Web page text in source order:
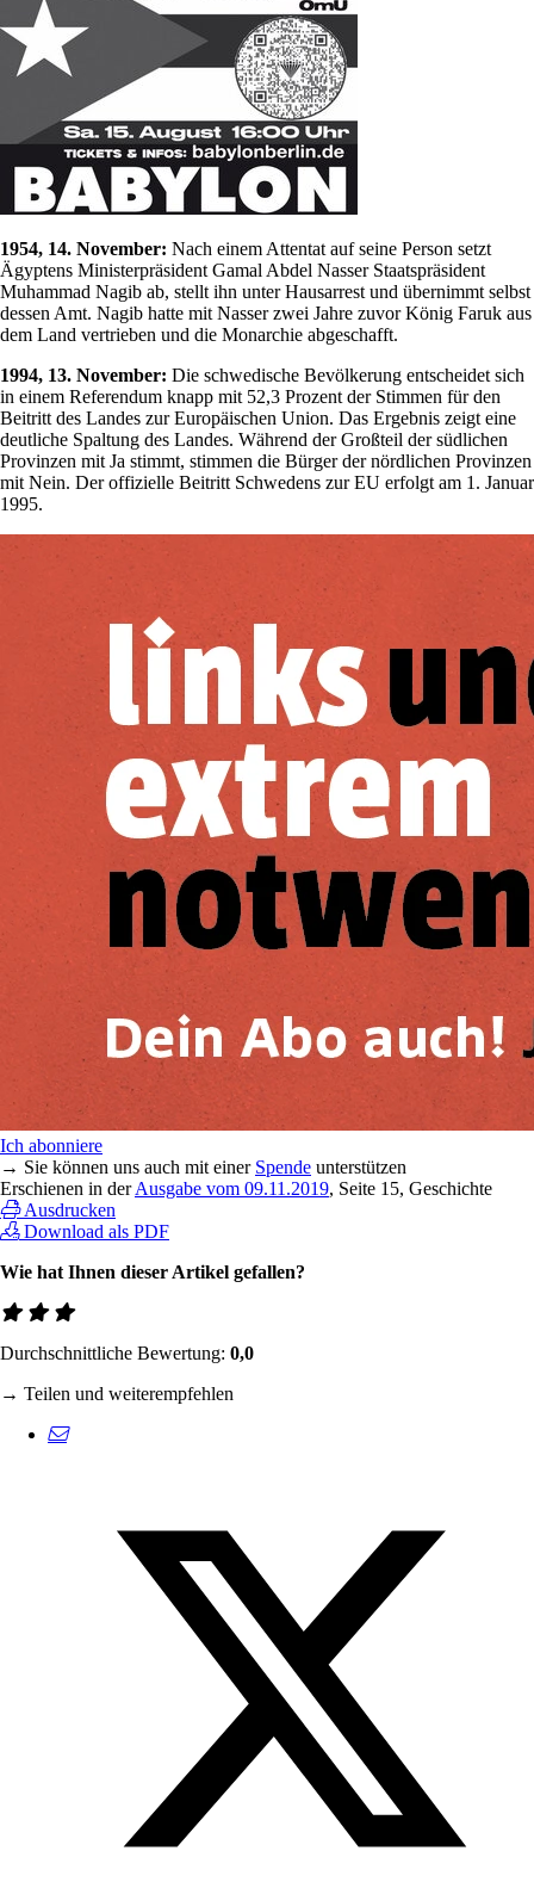
1954, 14. November: Nach einem Attentat auf seine Person setzt
Ägyptens Ministerpräsident Gamal Abdel Nasser Staatspräsident
Muhammad Nagib ab, stellt ihn unter Hausarrest und übernimmt selbst
dessen Amt. Nagib hatte mit Nasser zwei Jahre zuvor König Faruk aus
dem Land vertrieben und die Monarchie abgeschafft.
1994, 13. November: Die schwedische Bevölkerung entscheidet sich
in einem Referendum knapp mit 52,3 Prozent der Stimmen für den
Beitritt des Landes zur Europäischen Union. Das Ergebnis zeigt eine
deutliche Spaltung des Landes. Während der Großteil der südlichen
Provinzen mit Ja stimmt, stimmen die Bürger der nördlichen Provinzen
mit Nein. Der offizielle Beitritt Schwedens zur EU erfolgt am 1. Januar
1995.
Ich abonniere
→ Sie können uns auch mit einer Spende unterstützen
Erschienen in derAusgabe vom 09.11.2019, Seite 15, Geschichte
Ausdrucken
Download als PDF
Wie hat Ihnen dieser Artikel gefallen?
Durchschnittliche Bewertung: 0,0
→ Teilen und weiterempfehlen